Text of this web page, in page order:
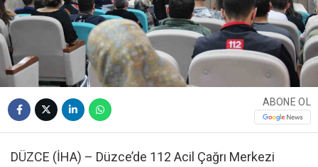
ABONE OL
DÜZCE (İHA) – Düzce’de 112 Acil Çağrı Merkezi